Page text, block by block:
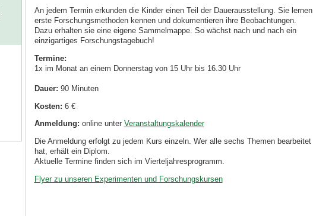
An jedem Termin erkunden die Kinder einen Teil der Dauerausstellung. Sie lernen
erste Forschungsmethoden kennen und dokumentieren ihre Beobachtungen.
Dazu erhalten sie eine eigene Sammelmappe. So wächst nach und nach ein
einzigartiges Forschungstagebuch!
Termine:
1x im Monat an einem Donnerstag von 15 Uhr bis 16.30 Uhr
Dauer: 90 Minuten
Kosten: 6 €
Anmeldung: online unter Veranstaltungskalender
Die Anmeldung erfolgt zu jedem Kurs einzeln. Wer alle sechs Themen bearbeitet
hat, erhält ein Diplom.
Aktuelle Termine finden sich im Vierteljahresprogramm.
Flyer zu unseren Experimenten und Forschungskursen